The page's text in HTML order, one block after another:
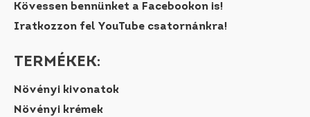
Kövessen bennünket a Facebookon is!
Iratkozzon fel YouTube csatornánkra!
TERMÉKEK:
Növényi kivonatok
Növényi krémek